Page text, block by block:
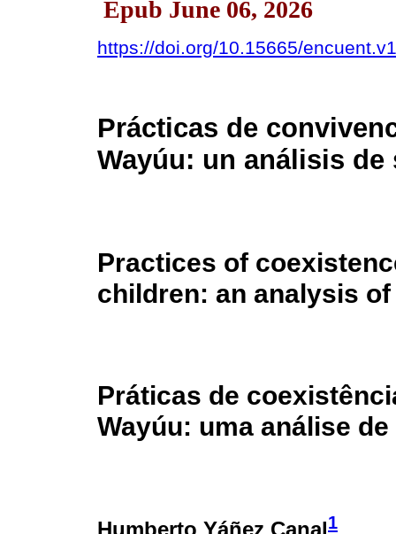
Epub June 06, 2026
https://doi.org/10.15665/
Prácticas de
Wayúu: un análisis
Practices of
children: an analysis
Práticas de
Wayúu: uma análise
Humberto Yáñez Canal1